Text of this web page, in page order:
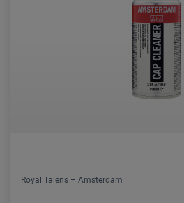
Royal Talens – Amsterdam